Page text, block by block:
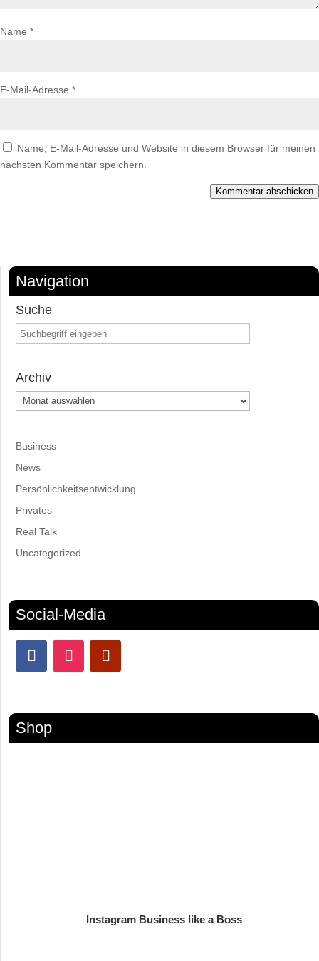
Name *
E-Mail-Adresse *
Name, E-Mail-Adresse und Website in diesem Browser für meinen
nächsten Kommentar speichern.
Kommentar abschicken
Navigation
Suche
Archiv
Archiv
Business
News
Persönlichkeitsentwicklung
Privates
Real Talk
Uncategorized
Social-Media
Shop
Instagram Business like a Boss